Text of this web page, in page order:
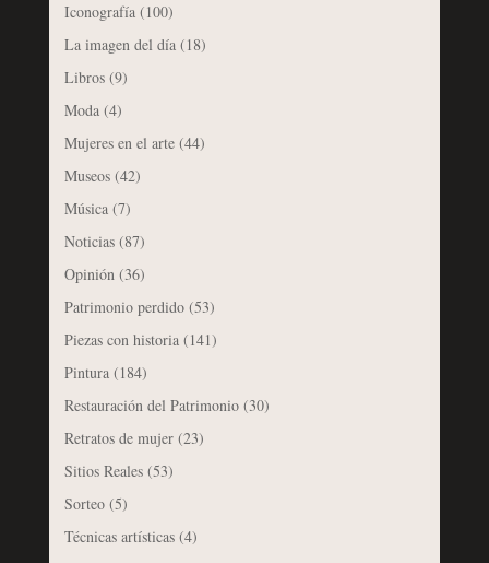
Iconografía(100)
La imagen del día(18)
Libros(9)
Moda(4)
Mujeres en el arte(44)
Museos(42)
Música(7)
Noticias(87)
Opinión(36)
Patrimonio perdido(53)
Piezas con historia(141)
Pintura(184)
Restauración del Patrimonio(30)
Retratos de mujer(23)
Sitios Reales(53)
Sorteo(5)
Técnicas artísticas(4)